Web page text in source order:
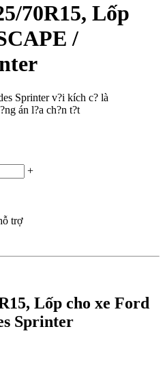
70R15, Lốp
/
Sprinter v?i kích c? là
án l?a ch?n t?t
+
trợ
Lốp cho xe Ford
Sprinter